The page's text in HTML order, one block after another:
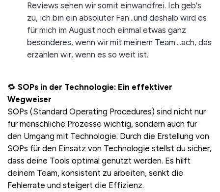
Reviews sehen wir somit einwandfrei. Ich geb's
zu, ich bin ein absoluter Fan...und deshalb wird es
für mich im August noch einmal etwas ganz
besonderes, wenn wir mit meinem Team....ach, das
erzählen wir, wenn es so weit ist.
🔁 SOPs in der Technologie: Ein effektiver
Wegweiser
SOPs (Standard Operating Procedures) sind nicht nur
für menschliche Prozesse wichtig, sondern auch für
den Umgang mit Technologie. Durch die Erstellung von
SOPs für den Einsatz von Technologie stellst du sicher,
dass deine Tools optimal genutzt werden. Es hilft
deinem Team, konsistent zu arbeiten, senkt die
Fehlerrate und steigert die Effizienz.